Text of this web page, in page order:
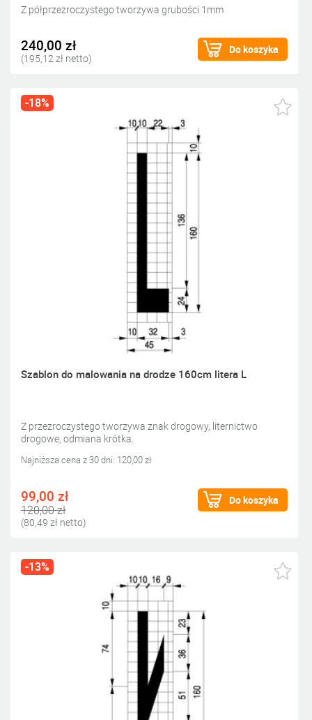
Z półprzezroczystego tworzywa grubości 1mm
240,00 zł
(195,12 zł netto)
Do koszyka
-18%
Szablon do malowania na drodze 160cm litera L
Z przezroczystego tworzywa znak drogowy, liternictwo
drogowe, odmiana krótka.
Najniższa cena z 30 dni: 120,00 zł
99,00 zł
120,00 zł
(80,49 zł netto)
Do koszyka
-13%